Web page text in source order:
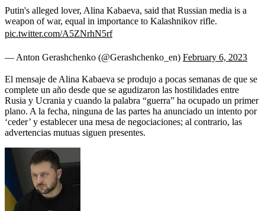
Putin's alleged lover, Alina Kabaeva, said that Russian media is a
weapon of war, equal in importance to Kalashnikov rifle.
pic.twitter.com/A5ZNrhN5rf
— Anton Gerashchenko (@Gerashchenko_en) February 6, 2023
El mensaje de Alina Kabaeva se produjo a pocas semanas de que se
complete un año desde que se agudizaron las hostilidades entre
Rusia y Ucrania y cuando la palabra “guerra” ha ocupado un primer
plano. A la fecha, ninguna de las partes ha anunciado un intento por
‘ceder’ y establecer una mesa de negociaciones; al contrario, las
advertencias mutuas siguen presentes.